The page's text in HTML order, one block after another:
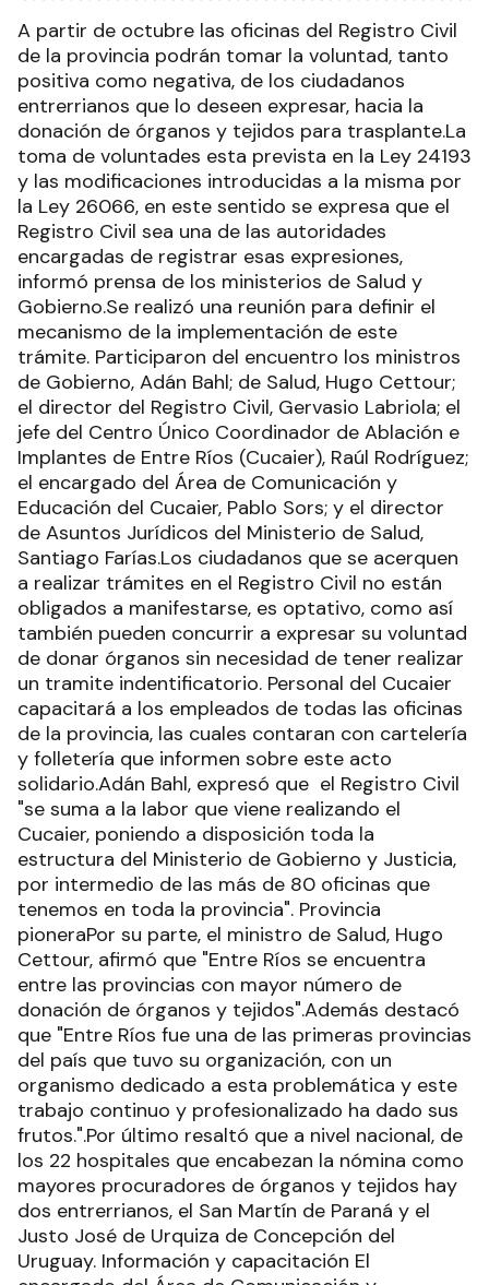
A partir de octubre las oficinas del Registro Civil
de la provincia podrán tomar la voluntad, tanto
positiva como negativa, de los ciudadanos
entrerrianos que lo deseen expresar, hacia la
donación de órganos y tejidos para trasplante.La
toma de voluntades esta prevista en la Ley 24193
y las modificaciones introducidas a la misma por
la Ley 26066, en este sentido se expresa que el
Registro Civil sea una de las autoridades
encargadas de registrar esas expresiones,
informó prensa de los ministerios de Salud y
Gobierno.Se realizó una reunión para definir el
mecanismo de la implementación de este
trámite. Participaron del encuentro los ministros
de Gobierno, Adán Bahl; de Salud, Hugo Cettour;
el director del Registro Civil, Gervasio Labriola; el
jefe del Centro Único Coordinador de Ablación e
Implantes de Entre Ríos (Cucaier), Raúl Rodríguez;
el encargado del Área de Comunicación y
Educación del Cucaier, Pablo Sors; y el director
de Asuntos Jurídicos del Ministerio de Salud,
Santiago Farías.Los ciudadanos que se acerquen
a realizar trámites en el Registro Civil no están
obligados a manifestarse, es optativo, como así
también pueden concurrir a expresar su voluntad
de donar órganos sin necesidad de tener realizar
un tramite indentificatorio. Personal del Cucaier
capacitará a los empleados de todas las oficinas
de la provincia, las cuales contaran con cartelería
y folletería que informen sobre este acto
solidario.Adán Bahl, expresó que el Registro Civil
"se suma a la labor que viene realizando el
Cucaier, poniendo a disposición toda la
estructura del Ministerio de Gobierno y Justicia,
por intermedio de las más de 80 oficinas que
tenemos en toda la provincia". Provincia
pioneraPor su parte, el ministro de Salud, Hugo
Cettour, afirmó que "Entre Ríos se encuentra
entre las provincias con mayor número de
donación de órganos y tejidos".Además destacó
que "Entre Ríos fue una de las primeras provincias
del país que tuvo su organización, con un
organismo dedicado a esta problemática y este
trabajo continuo y profesionalizado ha dado sus
frutos.".Por último resaltó que a nivel nacional, de
los 22 hospitales que encabezan la nómina como
mayores procuradores de órganos y tejidos hay
dos entrerrianos, el San Martín de Paraná y el
Justo José de Urquiza de Concepción del
Uruguay. Información y capacitación El